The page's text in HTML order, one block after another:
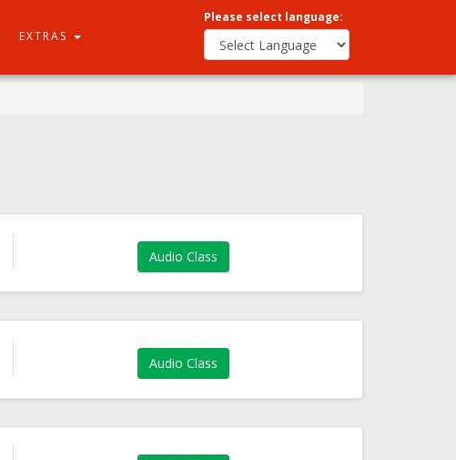
EXTRAS
Please select language:
Audio Class
Audio Class